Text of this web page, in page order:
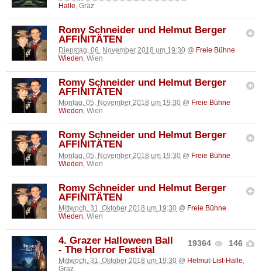
Halle , Graz
Romy Schneider und Helmut Berger
AFFINITÄTEN
Dienstag, 06. November 2018 um 19:30 @ Freie Bühne
Wieden, Wien
Romy Schneider und Helmut Berger
AFFINITÄTEN
Montag, 05. November 2018 um 19:30 @ Freie Bühne
Wieden, Wien
Romy Schneider und Helmut Berger
AFFINITÄTEN
Montag, 05. November 2018 um 19:30 @ Freie Bühne
Wieden , Wien
Romy Schneider und Helmut Berger
AFFINITÄTEN
Mittwoch, 31. Oktober 2018 um 19:30 @ Freie Bühne
Wieden, Wien
19364 146
4. Grazer Halloween Ball
- The Horror Festival
Mittwoch, 31. Oktober 2018 um 19:30 @ Helmut-List-Halle,
Graz